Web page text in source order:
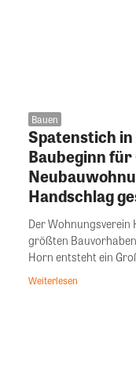
Bauen
Spatenstich
Baubeginn
Handschlag
Der Wohnungsverein
größten
Horn entsteht ein
Weiterlesen